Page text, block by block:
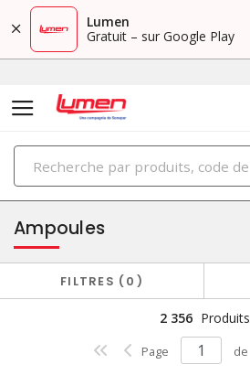
Lumen
Gratuit – sur Google Play
PRODUITS
éclairage
Ampoules
FILTRES 0
2 356 Produits
Page de